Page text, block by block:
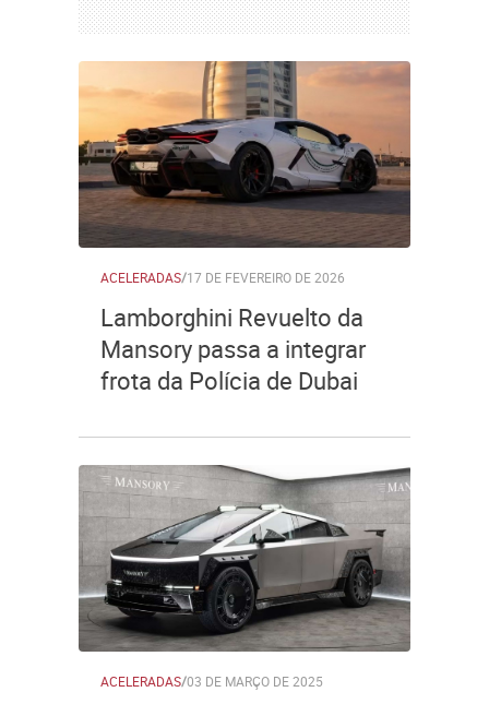
ACELERADAS/17 DE FEVEREIRO DE 2026
Lamborghini Revuelto da
Mansory passa a integrar
frota da Polícia de Dubai
ACELERADAS/03 DE MARÇO DE 2025